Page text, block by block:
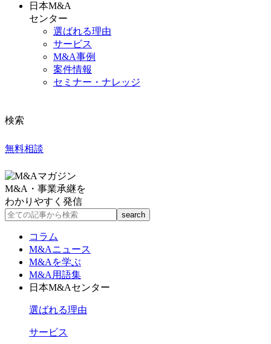
日本M&A
センター
選ばれる理由
サービス
M&A事例
案件情報
セミナー・ナレッジ
検索
無料相談
M&A・事業承継を
わかりやすく発信
コラム
M&Aニュース
M&Aを学ぶ
M&A用語集
日本M&Aセンター
選ばれる理由
サービス